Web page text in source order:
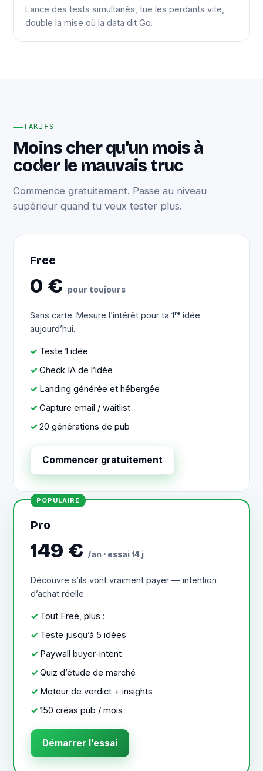
Lance des tests simultanés, tue les perdants vite,
double la mise où la data dit Go.
TARIFS
Moins cher qu’un mois à
coder le mauvais truc
Commence gratuitement. Passe au niveau
supérieur quand tu veux tester plus.
Free
0 € pour toujours
Sans carte. Mesure l’intérêt pour ta 1ʳᵉ idée
aujourd’hui.
Teste 1 idée
Check IA de l’idée
Landing générée et hébergée
Capture email / waitlist
20 générations de pub
Commencer gratuitement
Pro
149 € /an · essai 14 j
Découvre s’ils vont vraiment payer — intention
d’achat réelle.
Tout Free, plus :
Teste jusqu’à 5 idées
Paywall buyer-intent
Quiz d’étude de marché
Moteur de verdict + insights
150 créas pub / mois
Démarrer l’essai